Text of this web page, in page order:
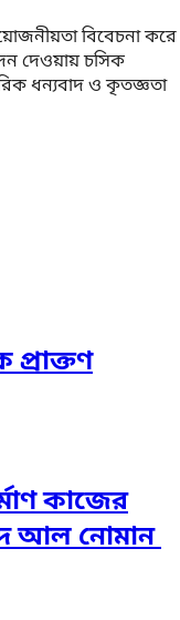
বিবেচনা করে
দেওয়ায় চসিক
ধন্যবাদ ও কৃতজ্ঞতা
প্রাক্তণ
কাজের
আল নোমান